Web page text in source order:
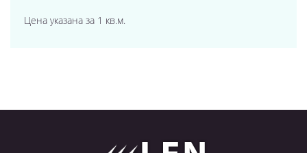
Цена указана за 1 кв.м.